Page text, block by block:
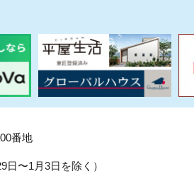
番地
〜1月3日を除く）